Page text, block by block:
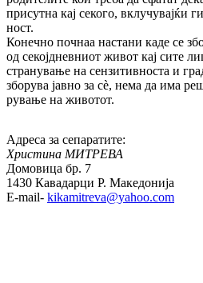
присутна кај секого, вклу­чувајќи
ност.
Конечно почнаа настани каде се
од се­кој­днев­ни­от живот кај сите
странување на сензитивноста и
зборува јавно за сè, нема да има
ру­ва­ње на животот.
Адреса за сепаратите:
Христина МИТРЕВА
Домовица бр. 7
1430 Кавадарци Р. Македонија
E-mail- kikamitreva@yahoo.com